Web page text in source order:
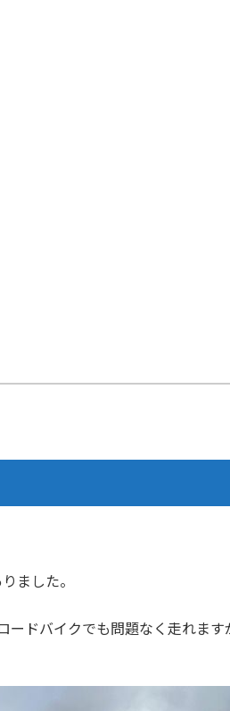
ました。
ドバイクでも問題なく走れま